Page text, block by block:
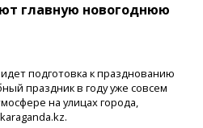
главную новогоднюю
подготовка к празднованию
праздник в году уже совсем
на улицах города,